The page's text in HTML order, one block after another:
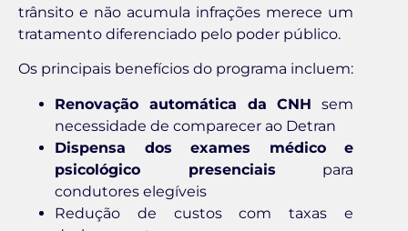
trânsito e não acumula infrações merece um
tratamento diferenciado pelo poder público.
Os principais benefícios do programa incluem:
Renovação automática da CNH sem
necessidade de comparecer ao Detran
Dispensa dos exames médico e
psicológico presenciais para
condutores elegíveis
Redução de custos com taxas e